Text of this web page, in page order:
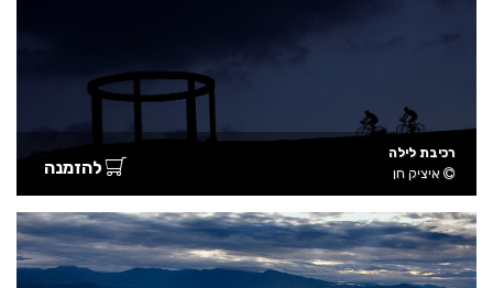
רכיבת לילה
איציק חן
להזמנה